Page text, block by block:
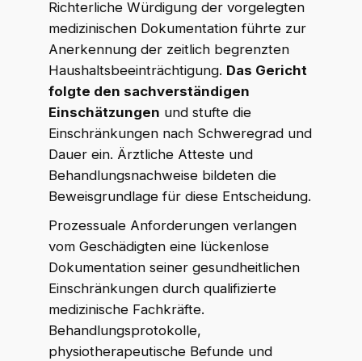
Richterliche Würdigung der vorgelegten
medizinischen Dokumentation führte zur
Anerkennung der zeitlich begrenzten
Haushaltsbeeinträchtigung. Das Gericht
folgte den sachverständigen
Einschätzungen und stufte die
Einschränkungen nach Schweregrad und
Dauer ein. Ärztliche Atteste und
Behandlungsnachweise bildeten die
Beweisgrundlage für diese Entscheidung.
Prozessuale Anforderungen verlangen
vom Geschädigten eine lückenlose
Dokumentation seiner gesundheitlichen
Einschränkungen durch qualifizierte
medizinische Fachkräfte.
Behandlungsprotokolle,
physiotherapeutische Befunde und